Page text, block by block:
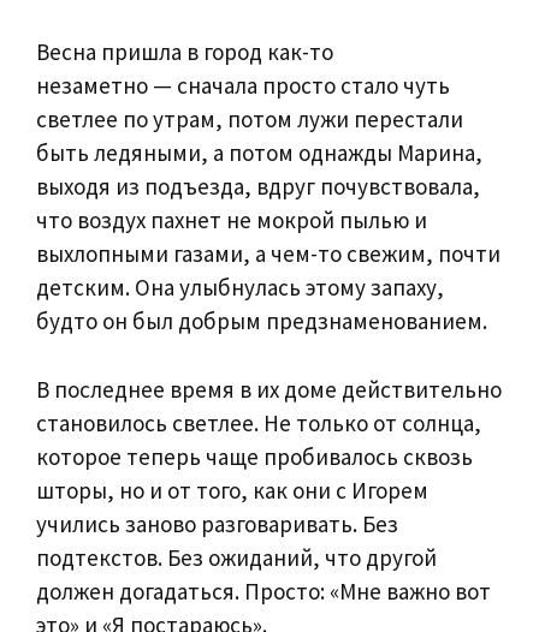
Весна пришла в город как-то
незаметно — сначала просто стало чуть
светлее по утрам, потом лужи перестали
быть ледяными, а потом однажды Марина,
выходя из подъезда, вдруг почувствовала,
что воздух пахнет не мокрой пылью и
выхлопными газами, а чем-то свежим, почти
детским. Она улыбнулась этому запаху,
будто он был добрым предзнаменованием.
В последнее время в их доме действительно
становилось светлее. Не только от солнца,
которое теперь чаще пробивалось сквозь
шторы, но и от того, как они с Игорем
учились заново разговаривать. Без
подтекстов. Без ожиданий, что другой
должен догадаться. Просто: «Мне важно вот
это» и «Я постараюсь».